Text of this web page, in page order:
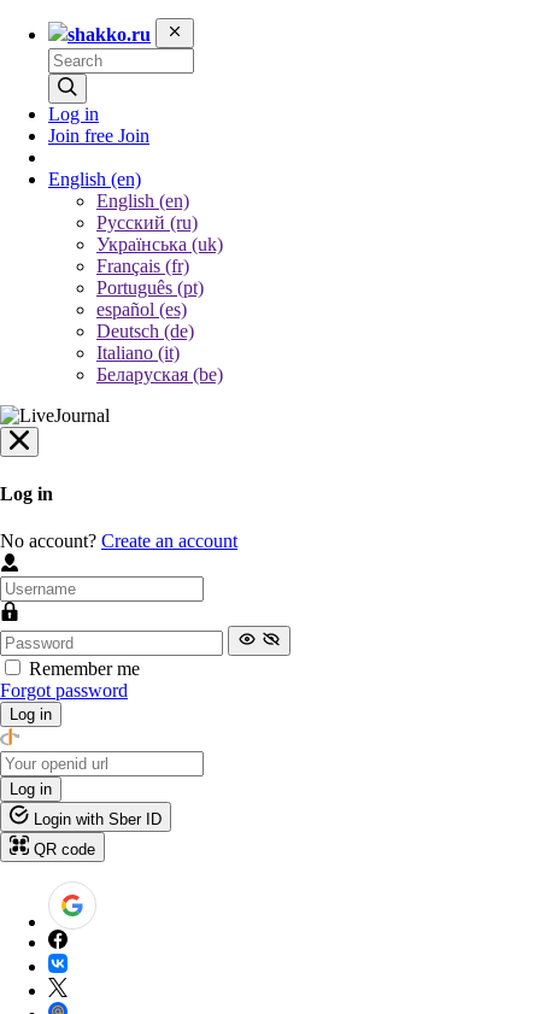
shakko.ru
Log in
Join free Join
English (en)
English (en)
Русский (ru)
Українська (uk)
Français (fr)
Português (pt)
español (es)
Deutsch (de)
Italiano (it)
Беларуская (be)
Log in
No account? Create an account
Remember me
Forgot password
Log in
Log in
Login with Sber ID
QR code